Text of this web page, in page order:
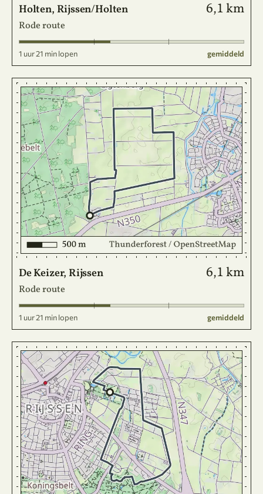
Holten, Rijssen/Holten 6,1 km
Rode route
1 uur 21 min lopen gemiddeld
De Keizer, Rijssen 6,1 km
Rode route
1 uur 21 min lopen gemiddeld